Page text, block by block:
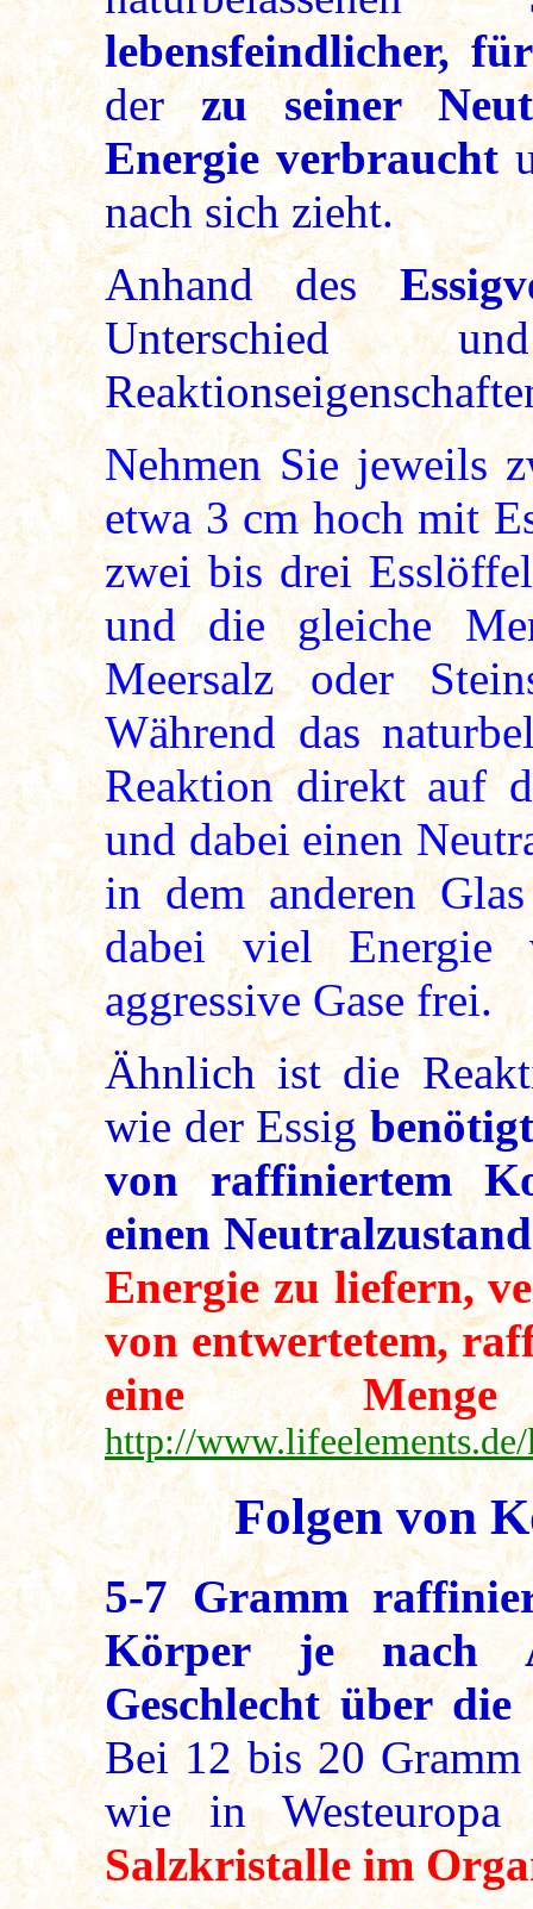
lebensfeindlicher,
derzu seiner
Energie verbraucht
nach sich zieht.
Anhand des
Unterschied
Nehmen Sie jeweils
etwa 3 cm hoch mit
zwei bis drei
und die gleiche
Meersalz oder
Während das
Reaktion direkt auf
und dabei einen
in dem anderen
dabei viel Energie
aggressive Gase frei.
Ähnlich ist die
wie der Essig
von raffiniertem
einen
Energie zu liefern,
von entwertetem,
eine
http://
Folgen von
5-7 Gramm
Körper je nach
Geschlecht über die
Bei 12 bis 20
wie in
Salzkristalle im